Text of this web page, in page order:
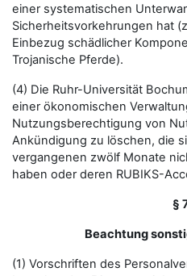
einer systematischen
Sicherheitsvorkehrungen hat
Einbezug schädlicher
Trojanische Pferde).
(4) Die Ruhr-Universität
einer ökonomischen
Nutzungsberechtigung von
Ankündigung zu löschen, die
vergangenen zwölf Monate
haben oder deren RUBIKS-
§
Beachtung
(1) Vorschriften des